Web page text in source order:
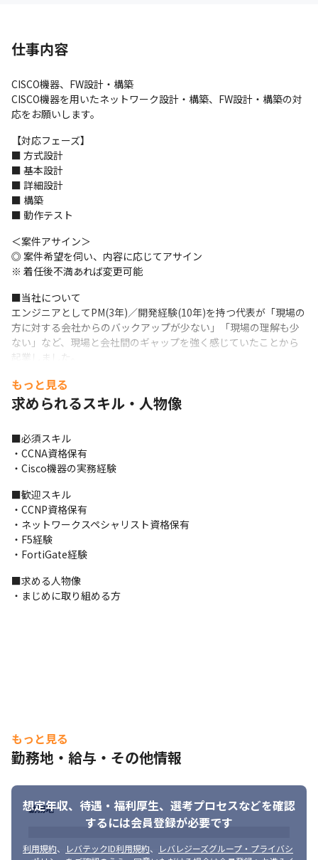
仕事内容
CISCO機器、FW設計・構築
CISCO機器を用いたネットワーク設計・構築、FW設計・構築の対
応をお願いします。
【対応フェーズ】
■ 方式設計
■ 基本設計
■ 詳細設計
■ 構築
■ 動作テスト
＜案件アサイン＞
◎ 案件希望を伺い、内容に応じてアサイン
※ 着任後不満あれば変更可能
■当社について
エンジニアとしてPM(3年)／開発経験(10年)を持つ代表が「現場の
方に対する会社からのバックアップが少ない」「現場の理解も少
ない」など、現場と会社間のギャップを強く感じていたことから
起業しました。
います。
利益は社員に還元したいという思いから昇給は2回とし、継続的に
ーーーーーーーーーーーーーーーーーーーーーーーーーーーーー
ーーーーーーー
■当社の魅力
【1】スキルアップを支援
社員のロードマップを確認し、実現可能となる支援を実施してい
ます。
案件アサインや研修、自社システム開発の場を設け、経験を積ん
で頂いております。
IT全体の市況感を連携し、ロードマップの定期的な見直しを行っ
ております。
【2】キャリアチェンジを実現
れます。
副業も可能です。
福利厚生として、他社にはないIT学習サービスのアカウント配布
ーーーーーーーーーーーーーーーーーーーーーーーーーーーーー
ーーーーーーー
もっと見る
求められるスキル・人物像
■必須スキル
・CCNA資格保有
・Cisco機器の実務経験
■歓迎スキル
・CCNP資格保有
・ネットワークスペシャリスト資格保有
・F5経験
・FortiGate経験
■求める人物像
・まじめに取り組める方
もっと見る
勤務地・給与・その他情報
想定年収、待遇・福利厚生、 選考プロセスなどを確認
するには会員登録が必要です
利用規約、 レバテックID利用規約、
レバレジーズグループ・プライバシ
勤務地